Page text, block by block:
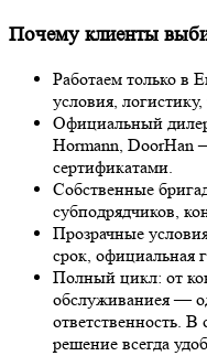
Почему клиенты
Работаем только в
условия,
Официальный
Hormann, DoorHan
сертификатами.
Собственные
субподрядчиков,
Прозрачные
срок, официальная
Полный цикл: от
обслуживаниея —
ответственность. В
решение всегда